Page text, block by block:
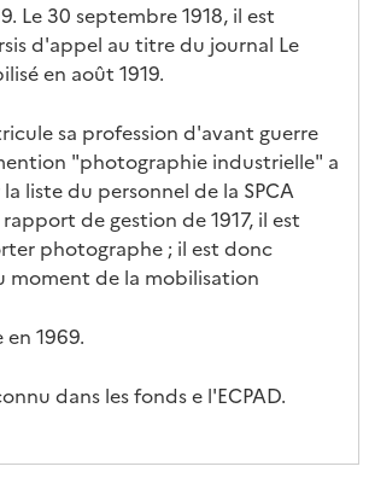
Le 30 septembre 1918, il est
d'appel au titre du journal Le
en août 1919.
sa profession d'avant guerre
"photographie industrielle" a
liste du personnel de la SPCA
de gestion de 1917, il est
photographe ; il est donc
moment de la mobilisation
1969.
dans les fonds e l'ECPAD.